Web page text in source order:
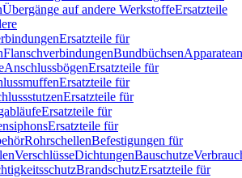
Übergänge auf andere WerkstoffeErsatzteile
Ersatzteile für
FlanschverbindungenBundbüchsen
AnschlussbögenErsatzteile für
Ersatzteile für
Ersatzteile für
Ersatzteile für
Ersatzteile für
RohrschellenBefestigungen für
VerschlüsseDichtungenBauschutze
BrandschutzErsatzteile für